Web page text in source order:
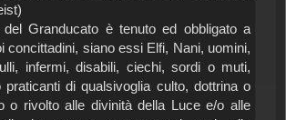
Granducato è tenuto ed obbligato a
concittadini, siano essi Elfi, Nani, uomini,
infermi, disabili, ciechi, sordi o muti,
praticanti di qualsivoglia culto, dottrina o
o rivolto alle divinità della Luce e/o alle